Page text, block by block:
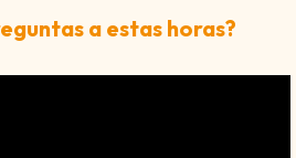
a estas horas?